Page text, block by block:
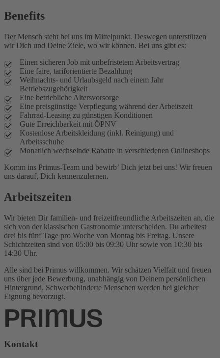
Benefits
Der Mensch steht bei uns im Mittelpunkt. Deswegen unterstützen
wir Dich und Deine Ziele, wo wir können. Bei uns gibt es:
Einen sicheren Job mit unbefristetem Arbeitsvertrag
Eine faire, tariforientierte Bezahlung
Weihnachts- und Urlaubsgeld nach einem Jahr
Betriebszugehörigkeit
Eine betriebliche Altersvorsorge
Eine preisgünstige Verpflegung während der Arbeitszeit
Fahrrad-Leasing zu günstigen Konditionen
Gute Erreichbarkeit mit ÖPNV
Kostenlose Arbeitskleidung (inkl. Reinigung) und
Arbeitsschuhe
Monatlich wechselnde Rabatte in verschiedenen Onlineshops
Komm ins Primus-Team und bewirb’ Dich jetzt bei uns! Wir freuen
uns darauf, Dich kennenzulernen.
Arbeitszeiten
Wir bieten Dir familien- und freizeitfreundliche Arbeitszeiten an, die
sich von der klassischen Gastronomie unterscheiden. Du arbeitest
drei bis fünf Tage pro Woche von Montag bis Freitag. Unsere
Schichtzeiten sind von 05:00 bis 09:30 Uhr sowie von 10:30 bis
14:30 Uhr.
Alle sind bei Primus willkommen. Wir schätzen Vielfalt und freuen
uns über jede Bewerbung, unabhängig von Deinem persönlichen
Hintergrund. Schwerbehinderte Menschen werden bei gleicher
Eignung bevorzugt.
Kontakt